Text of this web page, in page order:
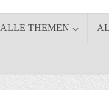
ALLE THEMEN